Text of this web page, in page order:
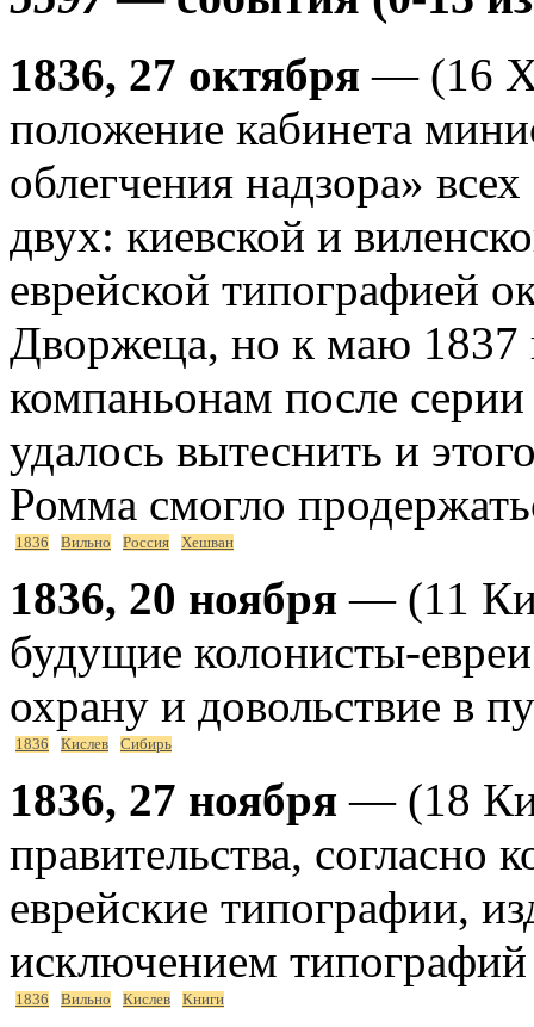
1836, 27 октября — (16
положение кабинета
облегчения надзора»
двух: киевской и
еврейской типографией
Дворжеца, но к маю
компаньонам после
удалось вытеснить и
Ромма смогло
1836 Вильно Россия Хешван
1836, 20 ноября — (11
будущие колонисты-
охрану и довольствие в
1836 Кислев Сибирь
1836, 27 ноября — (18
правительства, согласно
еврейские типографии,
исключением
1836 Вильно Кислев Книги